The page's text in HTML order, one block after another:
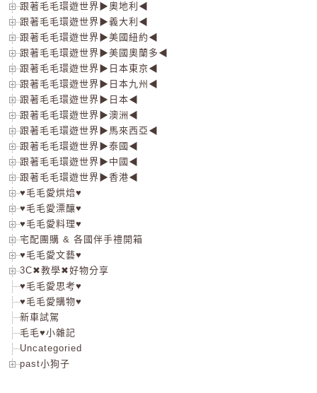
跟著毛毛環遊世界▶奧地利◀
跟著毛毛環遊世界▶義大利◀
跟著毛毛環遊世界▶美國紐約◀
跟著毛毛環遊世界▶美國奧蘭多◀
跟著毛毛環遊世界▶日本東京◀
跟著毛毛環遊世界▶日本九州◀
跟著毛毛環遊世界▶日本◀
跟著毛毛環遊世界▶澳洲◀
跟著毛毛環遊世界▶馬來西亞◀
跟著毛毛環遊世界▶泰國◀
跟著毛毛環遊世界▶中國◀
跟著毛毛環遊世界▶香港◀
♥毛毛愛烘焙♥
♥毛毛愛漂釀♥
♥毛毛愛料理♥
宅配團購 & 各國伴手禮開箱
♥毛毛愛文藝♥
3C✖教學✖好物分享
♥毛毛愛思考♥
♥毛毛愛購物♥
新車試駕
毛毛♥小雜記
Uncategoried
past小狗子